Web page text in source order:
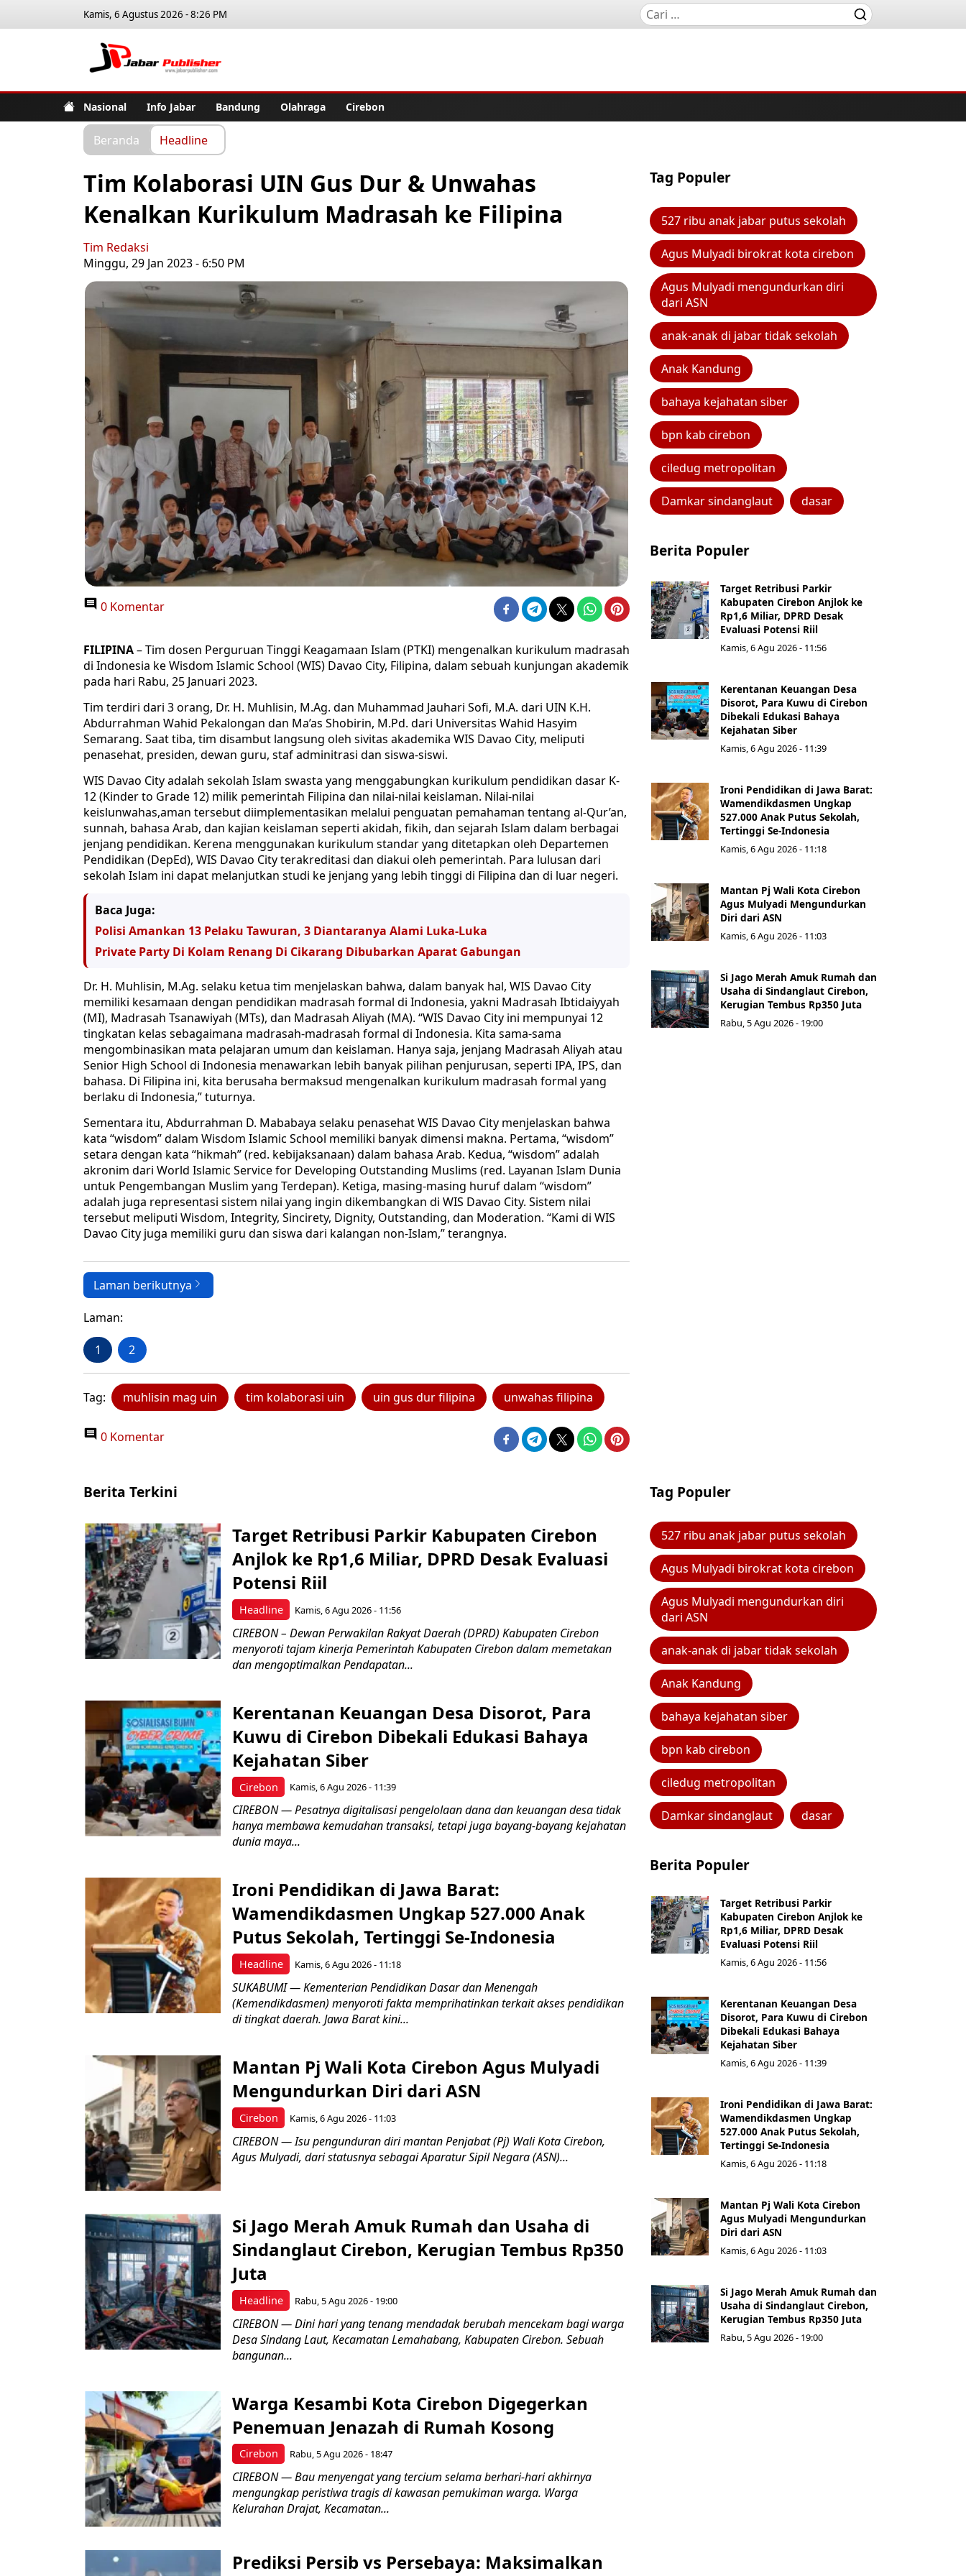
Kamis, 6 Agustus 2026 - 8:26 PM
Nasional Info Jabar Bandung Olahraga Cirebon
Beranda Headline
Tim Kolaborasi UIN Gus Dur & Unwahas
Kenalkan Kurikulum Madrasah ke Filipina
Tim Redaksi
Minggu, 29 Jan 2023 - 6:50 PM
0 Komentar
FILIPINA– Tim dosen Perguruan Tinggi Keagamaan Islam (PTKI) mengenalkan kurikulum madrasah
di Indonesia ke Wisdom Islamic School (WIS) Davao City, Filipina, dalam sebuah kunjungan akademik
pada hari Rabu, 25 Januari 2023.
Tim terdiri dari 3 orang, Dr. H. Muhlisin, M.Ag. dan Muhammad Jauhari Sofi, M.A. dari UIN K.H.
Abdurrahman Wahid Pekalongan dan Ma’as Shobirin, M.Pd. dari Universitas Wahid Hasyim
Semarang. Saat tiba, tim disambut langsung oleh sivitas akademika WIS Davao City, meliputi
penasehat, presiden, dewan guru, staf adminitrasi dan siswa-siswi.
WIS Davao City adalah sekolah Islam swasta yang menggabungkan kurikulum pendidikan dasar K-
12 (Kinder to Grade 12) milik pemerintah Filipina dan nilai-nilai keislaman. Nilai-nilai
keislunwahas,aman tersebut diimplementasikan melalui penguatan pemahaman tentang al-Qur’an,
sunnah, bahasa Arab, dan kajian keislaman seperti akidah, fikih, dan sejarah Islam dalam berbagai
jenjang pendidikan. Kerena menggunakan kurikulum standar yang ditetapkan oleh Departemen
Pendidikan (DepEd), WIS Davao City terakreditasi dan diakui oleh pemerintah. Para lulusan dari
sekolah Islam ini dapat melanjutkan studi ke jenjang yang lebih tinggi di Filipina dan di luar negeri.
Baca Juga:
Polisi Amankan 13 Pelaku Tawuran, 3 Diantaranya Alami Luka-Luka
Private Party Di Kolam Renang Di Cikarang Dibubarkan Aparat Gabungan
Dr. H. Muhlisin, M.Ag. selaku ketua tim menjelaskan bahwa, dalam banyak hal, WIS Davao City
memiliki kesamaan dengan pendidikan madrasah formal di Indonesia, yakni Madrasah Ibtidaiyyah
(MI), Madrasah Tsanawiyah (MTs), dan Madrasah Aliyah (MA). “WIS Davao City ini mempunyai 12
tingkatan kelas sebagaimana madrasah-madrasah formal di Indonesia. Kita sama-sama
mengombinasikan mata pelajaran umum dan keislaman. Hanya saja, jenjang Madrasah Aliyah atau
Senior High School di Indonesia menawarkan lebih banyak pilihan penjurusan, seperti IPA, IPS, dan
bahasa. Di Filipina ini, kita berusaha bermaksud mengenalkan kurikulum madrasah formal yang
berlaku di Indonesia,” tuturnya.
Sementara itu, Abdurrahman D. Mababaya selaku penasehat WIS Davao City menjelaskan bahwa
kata “wisdom” dalam Wisdom Islamic School memiliki banyak dimensi makna. Pertama, “wisdom”
setara dengan kata “hikmah” (red. kebijaksanaan) dalam bahasa Arab. Kedua, “wisdom” adalah
akronim dari World Islamic Service for Developing Outstanding Muslims (red. Layanan Islam Dunia
untuk Pengembangan Muslim yang Terdepan). Ketiga, masing-masing huruf dalam “wisdom”
adalah juga representasi sistem nilai yang ingin dikembangkan di WIS Davao City. Sistem nilai
tersebut meliputi Wisdom, Integrity, Sincirety, Dignity, Outstanding, dan Moderation. “Kami di WIS
Davao City juga memiliki guru dan siswa dari kalangan non-Islam,” terangnya.
Laman berikutnya
Laman:
1 2
Tag: muhlisin mag uin tim kolaborasi uin uin gus dur filipina unwahas filipina
0 Komentar
Tag Populer
527 ribu anak jabar putus sekolah
Agus Mulyadi birokrat kota cirebon
Agus Mulyadi mengundurkan diri
dari ASN
anak-anak di jabar tidak sekolah
Anak Kandung
bahaya kejahatan siber
bpn kab cirebon
ciledug metropolitan
Damkar sindanglaut dasar
Berita Populer
Target Retribusi Parkir
Kabupaten Cirebon Anjlok ke
Rp1,6 Miliar, DPRD Desak
Evaluasi Potensi Riil
Kamis, 6 Agu 2026 - 11:56
Kerentanan Keuangan Desa
Disorot, Para Kuwu di Cirebon
Dibekali Edukasi Bahaya
Kejahatan Siber
Kamis, 6 Agu 2026 - 11:39
Ironi Pendidikan di Jawa Barat:
Wamendikdasmen Ungkap
527.000 Anak Putus Sekolah,
Tertinggi Se-Indonesia
Kamis, 6 Agu 2026 - 11:18
Mantan Pj Wali Kota Cirebon
Agus Mulyadi Mengundurkan
Diri dari ASN
Kamis, 6 Agu 2026 - 11:03
Si Jago Merah Amuk Rumah dan
Usaha di Sindanglaut Cirebon,
Kerugian Tembus Rp350 Juta
Rabu, 5 Agu 2026 - 19:00
Berita Terkini
Headline
Target Retribusi Parkir Kabupaten Cirebon
Anjlok ke Rp1,6 Miliar, DPRD Desak Evaluasi
Potensi Riil
Kamis, 6 Agu 2026 - 11:56
CIREBON – Dewan Perwakilan Rakyat Daerah (DPRD) Kabupaten Cirebon
menyoroti tajam kinerja Pemerintah Kabupaten Cirebon dalam memetakan
dan mengoptimalkan Pendapatan...
Cirebon
Kerentanan Keuangan Desa Disorot, Para
Kuwu di Cirebon Dibekali Edukasi Bahaya
Kejahatan Siber
Kamis, 6 Agu 2026 - 11:39
CIREBON — Pesatnya digitalisasi pengelolaan dana dan keuangan desa tidak
hanya membawa kemudahan transaksi, tetapi juga bayang-bayang kejahatan
dunia maya...
Headline
Ironi Pendidikan di Jawa Barat:
Wamendikdasmen Ungkap 527.000 Anak
Putus Sekolah, Tertinggi Se-Indonesia
Kamis, 6 Agu 2026 - 11:18
SUKABUMI — Kementerian Pendidikan Dasar dan Menengah
(Kemendikdasmen) menyoroti fakta memprihatinkan terkait akses pendidikan
di tingkat daerah. Jawa Barat kini...
Cirebon
Mantan Pj Wali Kota Cirebon Agus Mulyadi
Mengundurkan Diri dari ASN
Kamis, 6 Agu 2026 - 11:03
CIREBON — Isu pengunduran diri mantan Penjabat (Pj) Wali Kota Cirebon,
Agus Mulyadi, dari statusnya sebagai Aparatur Sipil Negara (ASN)...
Headline
Si Jago Merah Amuk Rumah dan Usaha di
Sindanglaut Cirebon, Kerugian Tembus Rp350
Juta
Rabu, 5 Agu 2026 - 19:00
CIREBON — Dini hari yang tenang mendadak berubah mencekam bagi warga
Desa Sindang Laut, Kecamatan Lemahabang, Kabupaten Cirebon. Sebuah
bangunan...
Cirebon
Warga Kesambi Kota Cirebon Digegerkan
Penemuan Jenazah di Rumah Kosong
Rabu, 5 Agu 2026 - 18:47
CIREBON — Bau menyengat yang tercium selama berhari-hari akhirnya
mengungkap peristiwa tragis di kawasan pemukiman warga. Warga
Kelurahan Drajat, Kecamatan...
Prediksi Persib vs Persebaya: Maksimalkan
Tag Populer
527 ribu anak jabar putus sekolah
Agus Mulyadi birokrat kota cirebon
Agus Mulyadi mengundurkan diri
dari ASN
anak-anak di jabar tidak sekolah
Anak Kandung
bahaya kejahatan siber
bpn kab cirebon
ciledug metropolitan
Damkar sindanglaut dasar
Berita Populer
Target Retribusi Parkir
Kabupaten Cirebon Anjlok ke
Rp1,6 Miliar, DPRD Desak
Evaluasi Potensi Riil
Kamis, 6 Agu 2026 - 11:56
Kerentanan Keuangan Desa
Disorot, Para Kuwu di Cirebon
Dibekali Edukasi Bahaya
Kejahatan Siber
Kamis, 6 Agu 2026 - 11:39
Ironi Pendidikan di Jawa Barat:
Wamendikdasmen Ungkap
527.000 Anak Putus Sekolah,
Tertinggi Se-Indonesia
Kamis, 6 Agu 2026 - 11:18
Mantan Pj Wali Kota Cirebon
Agus Mulyadi Mengundurkan
Diri dari ASN
Kamis, 6 Agu 2026 - 11:03
Si Jago Merah Amuk Rumah dan
Usaha di Sindanglaut Cirebon,
Kerugian Tembus Rp350 Juta
Rabu, 5 Agu 2026 - 19:00